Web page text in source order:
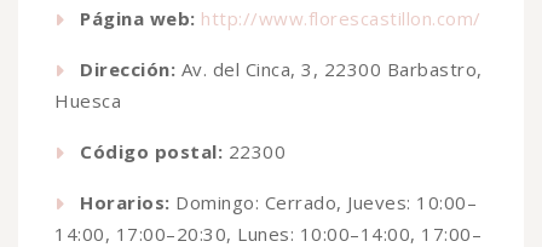
Página web: http://www.florescastillon.com/
Dirección: Av. del Cinca, 3, 22300 Barbastro,
Huesca
Código postal: 22300
Horarios: Domingo: Cerrado, Jueves: 10:00–
14:00, 17:00–20:30, Lunes: 10:00–14:00, 17:00–